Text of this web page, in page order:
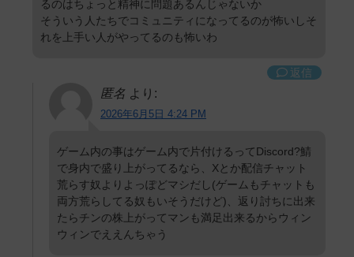
るのはちょっと精神に問題あるんじゃないか
そういう人たちでコミュニティになってるのが怖いしそ
れを上手い人がやってるのも怖いわ
返信
匿名 より:
2026年6月5日 4:24 PM
ゲーム内の事はゲーム内で片付けるってDiscord?鯖
で身内で盛り上がってるなら、Xとか配信チャット
荒らす奴よりよっぽどマシだし(ゲームもチャットも
両方荒らしてる奴もいそうだけど)、返り討ちに出来
たらチンの株上がってマンも満足出来るからウィン
ウィンでええんちゃう